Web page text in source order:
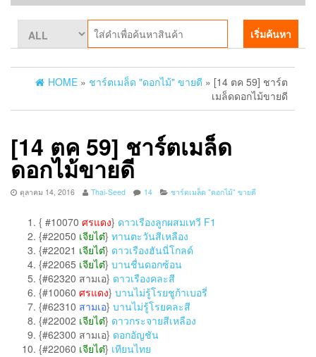
เริ่มค้นหา
HOME » ชาร์ตเมล็ด "ดอกไม้" ขายดี » [14 ตค 59] ชาร์ต
เมล็ดดอกไม้ขายดี
[14 ตค 59] ชาร์ตเมล็ด
ดอกไม้ขายดี
ตุลาคม 14, 2016 Thai-Seed 14 ชาร์ตเมล็ด "ดอกไม้" ขายดี
{ #10070 ศรแดง} ดาวเรืองลูกผสมเทวี F1
{#22050 เจียไต๋} ทานตะวันสีเหลือง
{#22021 เจียไต๋} ดาวเรืองฮันนี่โกลด์
{#22065 เจียไต๋} บานชื่นดอกซ้อน
{#62320 สามเอ} ดาวเรืองคละสี
{#10060 ศรแดง} บานไม่รู้โรยชูก้าเบอรี่
{#62310 สามเอ} บานไม่รู้โรยคละสี
{#22002 เจียไต๋} ดาวกระจายสีเหลือง
{#62300 สามเอ} ดอกอัญชัน
{#22060 เจียไต๋} เทียนไทย